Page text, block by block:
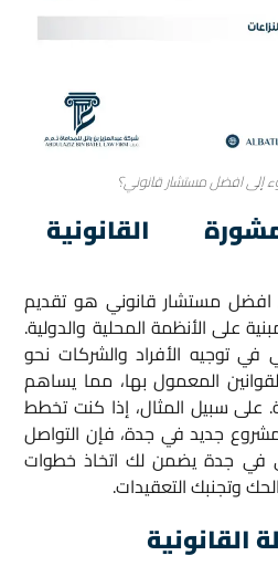
إلى افضل مستشار قانوني؟
القانونية
افضل مستشار قانوني هو تقديم
على الأنظمة المحلية والدولية.
في توجيه الأفراد والشركات نحو
المعمول بها، مما يساهم
على سبيل المثال، إذا كنت تخطط
جديد في جدة، فإن التواصل
في جدة يضمن لك اتخاذ خطوات
وتجنبك التعقيدات.
القانونية